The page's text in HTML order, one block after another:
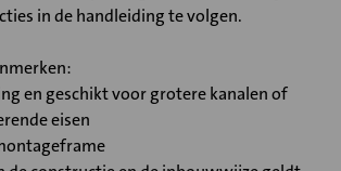
in de handleiding te volgen.
en geschikt voor grotere kanalen of
eisen